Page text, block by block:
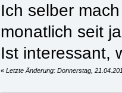
Ich selber
monatlich seit
Ist interessant,
«Letzte Änderung: Donnerstag,